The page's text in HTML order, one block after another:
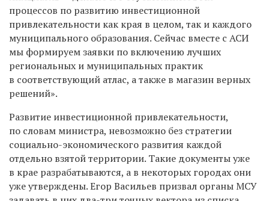
процессов по развитию инвестиционной
привлекательности как края в целом, так и каждого
муниципального образования. Сейчас вместе с АСИ
мы формируем заявки по включению лучших
региональных и муниципальных практик
в соответствующий атлас, а также в магазин верных
решений».
Развитие инвестиционной привлекательности,
по словам министра, невозможно без стратегии
социально-экономического развития каждой
отдельно взятой территории. Такие документы уже
в крае разрабатываются, а в некоторых городах они
уже утверждены. Егор Васильев призвал органы МСУ